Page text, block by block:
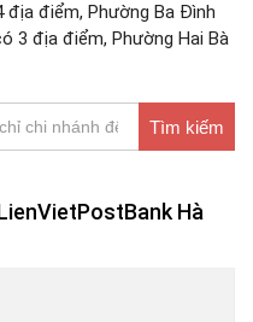
địa điểm, Phường Ba Đình
3 địa điểm, Phường Hai Bà
Tìm kiếm
Hà